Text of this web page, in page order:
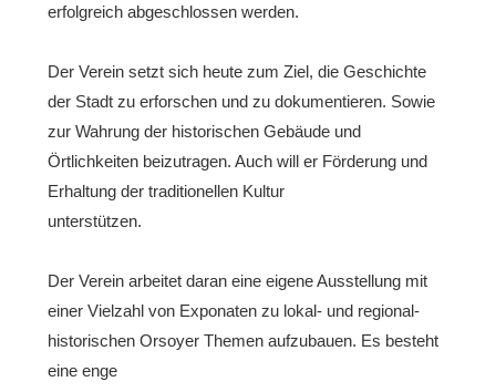
erfolgreich abgeschlossen werden.
Der Verein setzt sich heute zum Ziel, die Geschichte
der Stadt zu erforschen und zu dokumentieren. Sowie
zur Wahrung der historischen Gebäude und
Örtlichkeiten beizutragen. Auch will er Förderung und
Erhaltung der traditionellen Kultur
unterstützen.
Der Verein arbeitet daran eine eigene Ausstellung mit
einer Vielzahl von Exponaten zu lokal- und regional-
historischen Orsoyer Themen aufzubauen. Es besteht
eine enge